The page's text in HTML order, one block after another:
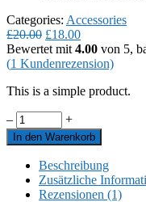
Categories: Accessories
£20.00 Ursprünglicher
Preis
war:
£18.00Aktueller
Preis
ist:
Bewertet mit 4.00 von 5,
(1 Kundenrezension)
This is a simple product.
– +
In den Warenkorb
Beschreibung
Zusätzliche
Rezensionen (1)